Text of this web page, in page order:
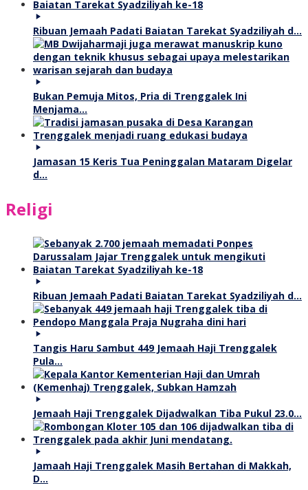
Ribuan Jemaah Padati Baiatan Tarekat Syadziliyah d…
Bukan Pemuja Mitos, Pria di Trenggalek Ini
Menjama…
Jamasan 15 Keris Tua Peninggalan Mataram Digelar
d…
Religi
Ribuan Jemaah Padati Baiatan Tarekat Syadziliyah d…
Tangis Haru Sambut 449 Jemaah Haji Trenggalek
Pula…
Jemaah Haji Trenggalek Dijadwalkan Tiba Pukul 23.0…
Jamaah Haji Trenggalek Masih Bertahan di Makkah,
D…